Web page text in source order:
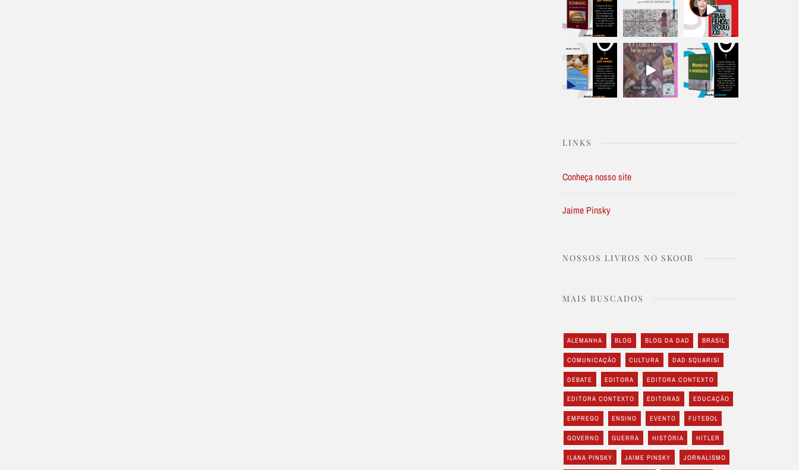
LINKS
Conheça nosso site
Jaime Pinsky
NOSSOS LIVROS NO SKOOB
MAIS BUSCADOS
ALEMANHA BLOG BLOG DA DAD BRASIL
COMUNICAÇÃO CULTURA DAD SQUARISI
DEBATE EDITORA EDITORA CONTEXTO
EDITORA CONTEXTO EDITORAS EDUCAÇÃO
EMPREGO ENSINO EVENTO FUTEBOL
GOVERNO GUERRA HISTÓRIA HITLER
ILANA PINSKY JAIME PINSKY JORNALISMO